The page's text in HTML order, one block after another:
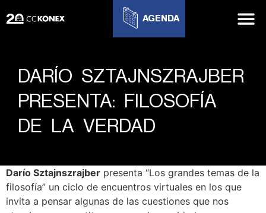
AGENDA
DARÍO SZTAJNSZRAJBER
PRESENTA: FILOSOFÍA
DE LA VERDAD
Darío Sztajnszrajber presenta “Los grandes temas de la
filosofía” un ciclo de encuentros virtuales en los que
invita a pensar algunas de las cuestiones que nos